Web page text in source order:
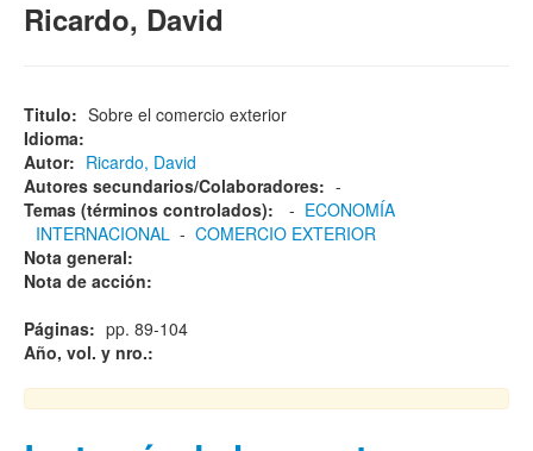
Ricardo, David
Titulo: Sobre el comercio exterior
Idioma:
Autor: Ricardo, David
Autores secundarios/Colaboradores: -
Temas (términos controlados):
- ECONOMÍA
INTERNACIONAL - COMERCIO EXTERIOR
Nota general:
Nota de acción:
Páginas: pp. 89-104
Año, vol. y nro.: